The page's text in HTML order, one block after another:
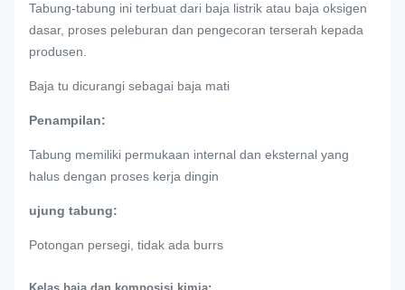
Tabung-tabung ini terbuat dari baja listrik atau baja oksigen
dasar, proses peleburan dan pengecoran terserah kepada
produsen.
Baja tu dicurangi sebagai baja mati
Penampilan:
Tabung memiliki permukaan internal dan eksternal yang
halus dengan proses kerja dingin
ujung tabung:
Potongan persegi, tidak ada burrs